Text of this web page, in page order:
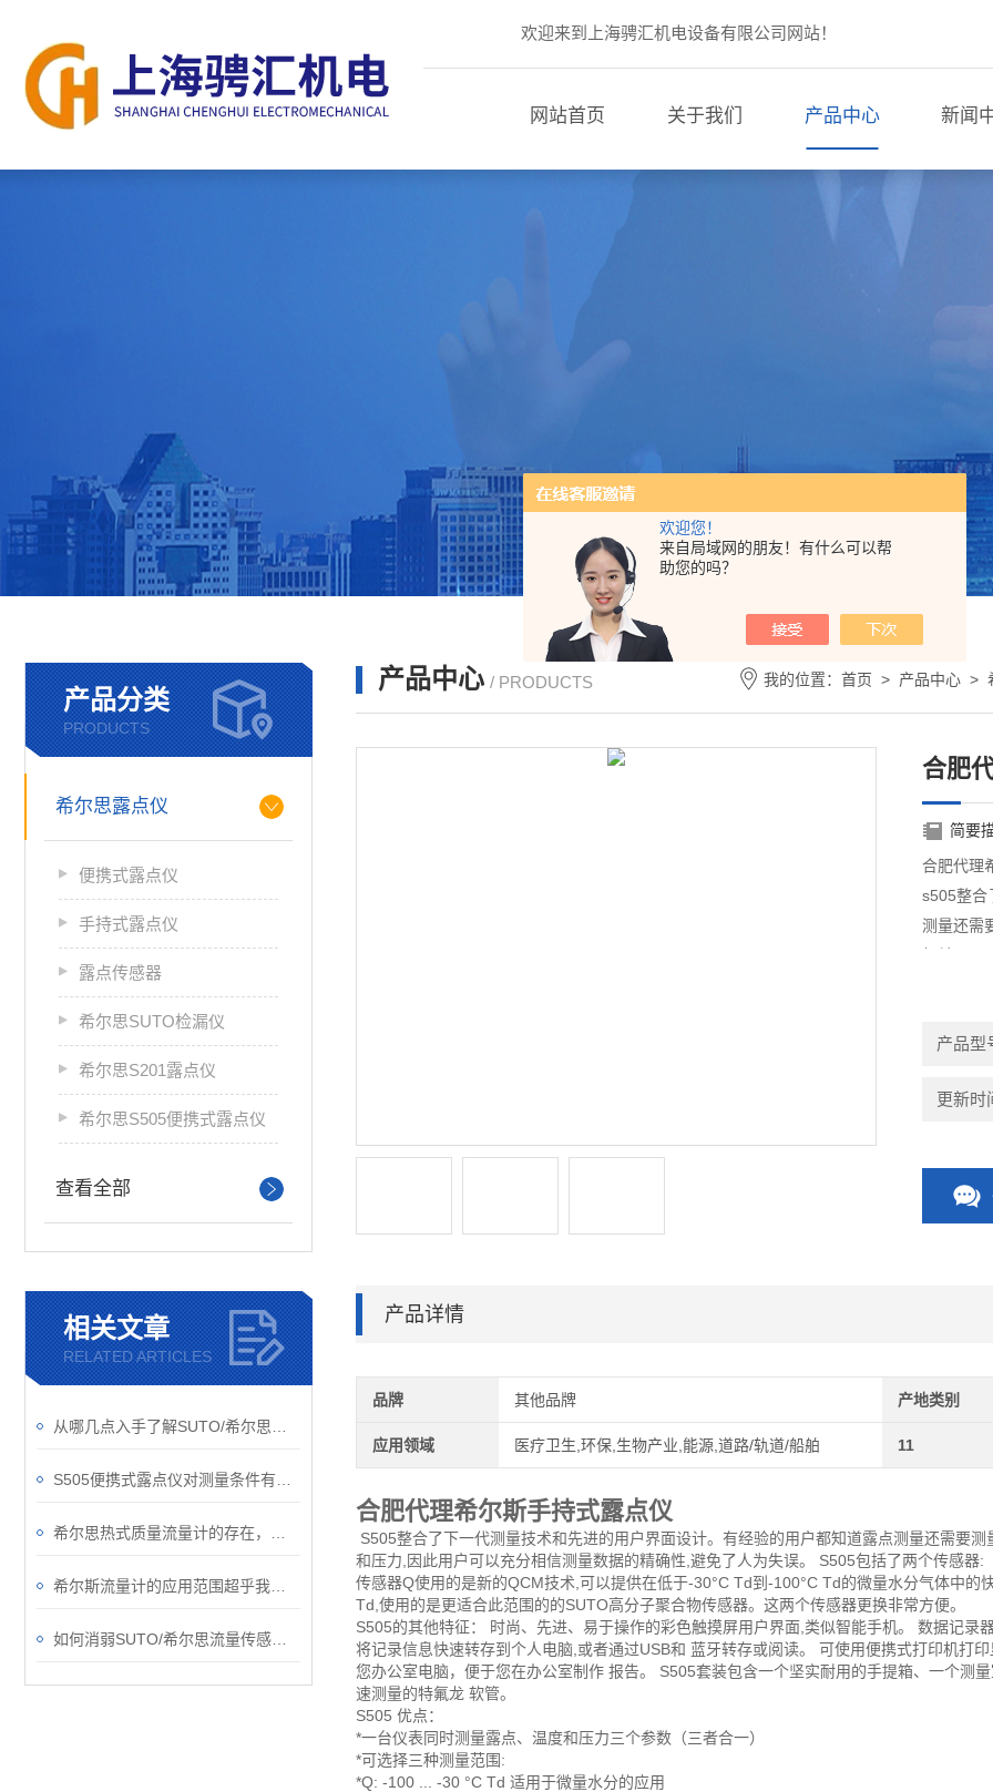
欢迎您！
来自局域网的朋友！有什么可以帮
助您的吗？
欢迎来到上海骋汇机电设备有限公司网站！
网站首页 关于我们 产品中心 新闻
产品分类
PRODUCTS
希尔思露点仪
便携式露点仪
手持式露点仪
露点传感器
希尔思SUTO检漏仪
希尔思S201露点仪
希尔思S505便携式露点仪
查看全部
相关文章
RELATED ARTICLES
产品中心 / PRODUCTS 我的位置： 首页 > 产品中心 >
合肥
简要
合肥代理
s505整合
测量还需
产品型
更新时
产品详情
品牌 其他品牌 产地类别
应用领域 医疗卫生,环保,生物产业,能源,道路/轨道/船舶 11
合肥代理希尔斯手持式露点仪
S505整合了下一代测量技术和先进的用户界面设计。有经验的用户都知道露点测量还需要
和压力,因此用户可以充分相信测量数据的精确性,避免了人为失误。 S505包括了两个传感器:
传感器Q使用的是新的QCM技术,可以提供在低于-30°C Td到-100°C Td的微量水分气体中的
Td,使用的是更适合此范围的的SUTO高分子聚合物传感器。这两个传感器更换非常方便。
S505的其他特征： 时尚、先进、易于操作的彩色触摸屏用户界面,类似智能手机。 数据记录
将记录信息快速转存到个人电脑,或者通过USB和 蓝牙转存或阅读。 可使用便携式打印机打
您办公室电脑，便于您在办公室制作 报告。 S505套装包含一个坚实耐用的手提箱、一个测
速测量的特氟龙 软管。
S505 优点：
*一台仪表同时测量露点、温度和压力三个参数（三者合一）
*可选择三种测量范围:
*Q: -100 ... -30 °C Td 适用于微量水分的应用